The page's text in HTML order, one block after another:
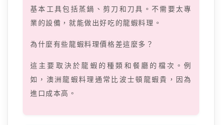
基本工具包括蒸鍋、剪刀和刀具。不需要太專
業的設備，就能做出好吃的龍蝦料理。
為什麼有些龍蝦料理價格差這麼多？
這主要取決於龍蝦的種類和餐廳的檔次。例
如，澳洲龍蝦料理通常比波士頓龍蝦貴，因為
進口成本高。